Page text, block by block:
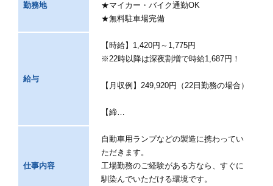
勤務地
★マイカー・バイク通勤OK
★無料駐車場完備
給与
【時給】1,420円～1,775円
※22時以降は深夜割増で時給1,687円！
【月収例】249,920円（22日勤務の場合）
【締…
仕事内容
自動車用ランプなどの製造に携わってい
ただきます。
工場勤務のご経験がある方なら、すぐに
馴染んでいただける環境です。